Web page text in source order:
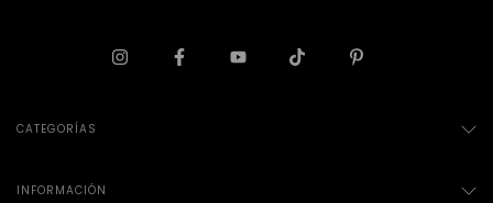
CATEGORÍAS
INFORMACIÓN